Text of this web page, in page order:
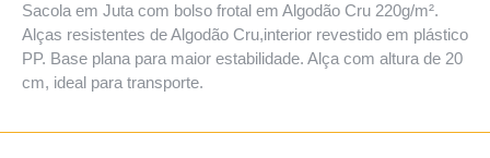
Sacola em Juta com bolso frotal em Algodão Cru 220g/m².
Alças resistentes de Algodão Cru,interior revestido em plástico
PP. Base plana para maior estabilidade. Alça com altura de 20
cm, ideal para transporte.